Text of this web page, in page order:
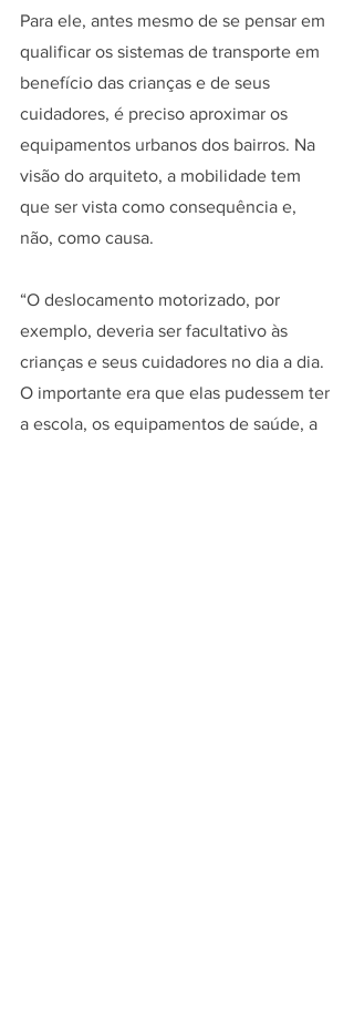
Para ele, antes mesmo de se pensar em
qualificar os sistemas de transporte em
benefício das crianças e de seus
cuidadores, é preciso aproximar os
equipamentos urbanos dos bairros. Na
visão do arquiteto, a mobilidade tem
que ser vista como consequência e,
não, como causa.
“O deslocamento motorizado, por
exemplo, deveria ser facultativo às
crianças e seus cuidadores no dia a dia.
O importante era que elas pudessem ter
a escola, os equipamentos de saúde, a